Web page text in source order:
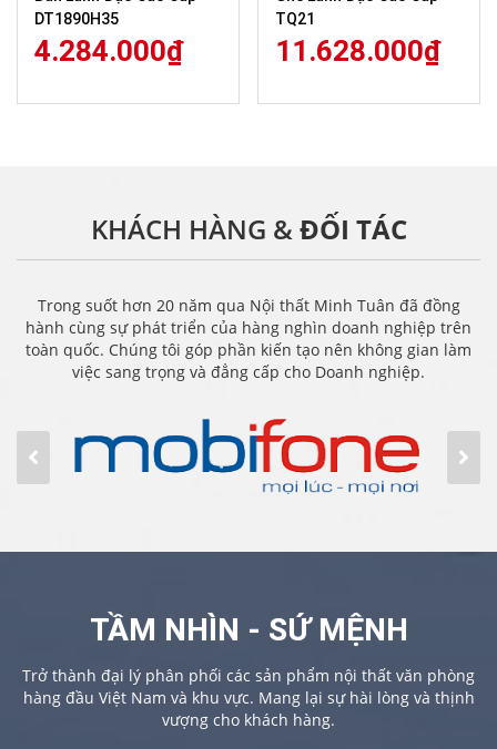
DT1890H35
4.284.000₫
TQ21
11.628.000₫
KHÁCH HÀNG &ĐỐI TÁC
Trong suốt hơn 20 năm qua Nội thất Minh Tuân đã đồng
hành cùng sự phát triển của hàng nghìn doanh nghiệp trên
toàn quốc. Chúng tôi góp phần kiến tạo nên không gian làm
việc sang trọng và đẳng cấp cho Doanh nghiệp.
TẦM NHÌN - SỨ MỆNH
Trở thành đại lý phân phối các sản phẩm nội thất văn phòng
hàng đầu Việt Nam và khu vực. Mang lại sự hài lòng và thịnh
vượng cho khách hàng.